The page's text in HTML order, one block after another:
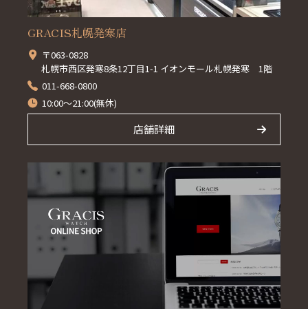
GRACIS札幌発寒店
〒063-0828
札幌市西区発寒8条12丁目1-1 イオンモール札幌発寒 1階
011-668-0800
10:00～21:00(無休)
店舗詳細